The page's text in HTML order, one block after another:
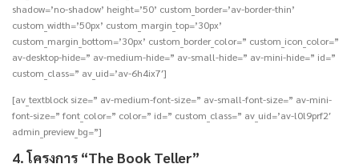
shadow=’no-shadow’ height=’50’ custom_border=’av-border-thin’
custom_width=’50px’ custom_margin_top=’30px’
custom_margin_bottom=’30px’ custom_border_color=” custom_icon_color=”
av-desktop-hide=” av-medium-hide=” av-small-hide=” av-mini-hide=” id=”
custom_class=” av_uid=’av-6h4ix7′]
[av_textblock size=” av-medium-font-size=” av-small-font-size=” av-mini-
font-size=” font_color=” color=” id=” custom_class=” av_uid=’av-l0l9prf2′
admin_preview_bg=”]
4.โครงการ “The Book Teller”